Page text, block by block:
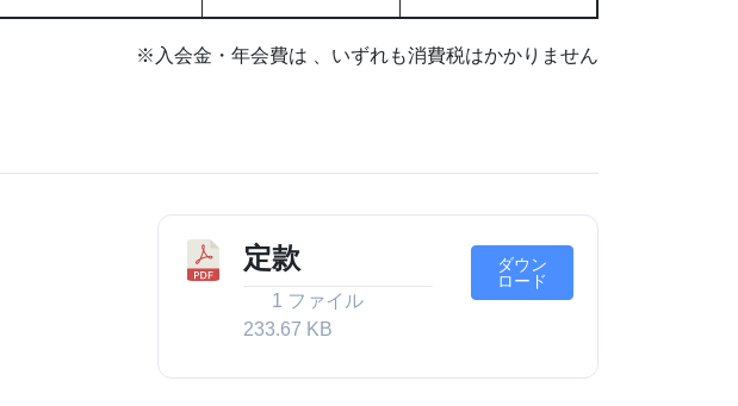
※入会金・年会費は 、いずれも消費税はかかりません
定款
1 ファイル
233.67 KB
ダウン
ロード